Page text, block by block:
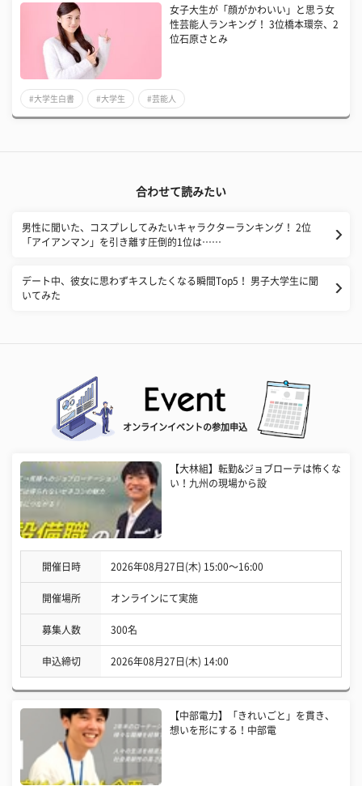
女子大生が「顔がかわいい」と思う女
性芸能人ランキング！ 3位橋本環奈、2
位石原さとみ
#大学生白書 #大学生 #芸能人
合わせて読みたい
男性に聞いた、コスプレしてみたいキャラクターランキング！ 2位
「アイアンマン」を引き離す圧倒的1位は……
デート中、彼女に思わずキスしたくなる瞬間Top5！ 男子大学生に聞
いてみた
オンラインイベントの参加申込
【大林組】転勤&ジョブローテは怖くな
い！九州の現場から設
開催日時 2026年08月27日(木) 15:00〜16:00
開催場所 オンラインにて実施
募集人数 300名
申込締切 2026年08月27日(木) 14:00
【中部電力】「きれいごと」を貫き、
想いを形にする！中部電